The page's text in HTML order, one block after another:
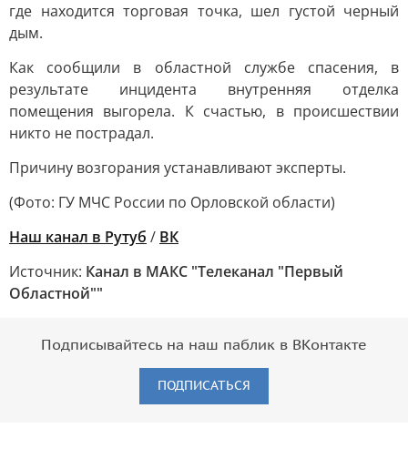
где находится торговая точка, шел густой черный
дым.
Как сообщили в областной службе спасения, в
результате инцидента внутренняя отделка
помещения выгорела. К счастью, в происшествии
никто не пострадал.
Причину возгорания устанавливают эксперты.
(Фото: ГУ МЧС России по Орловской области)
Наш канал в Рутуб / ВК
Источник: Канал в МАКС "Телеканал "Первый
Областной""
Подписывайтесь на наш паблик в ВКонтакте
ПОДПИСАТЬСЯ